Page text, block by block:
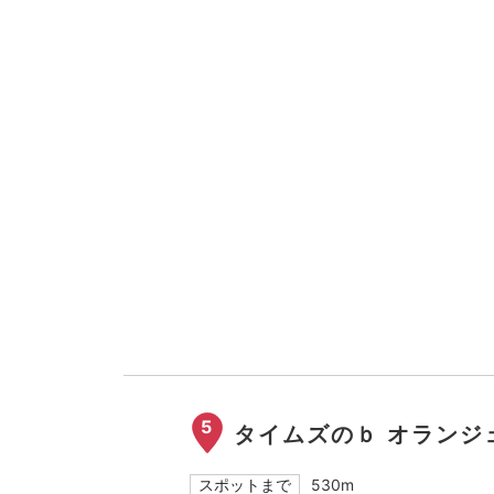
5 タイムズのｂ オランジ
スポットまで 530m